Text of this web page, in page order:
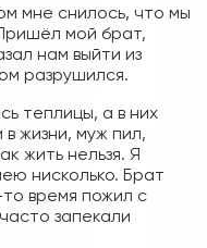
мне снилось, что мы
мой брат,
нам выйти из
разрушился.
теплицы, а в них
жизни, муж пил,
жить нельзя. Я
нисколько. Брат
время пожил с
запекали